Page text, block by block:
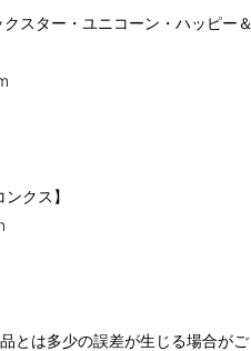
スター・ユニコーン・ハッピー＆
クス】
とは多少の誤差が生じる場合がご